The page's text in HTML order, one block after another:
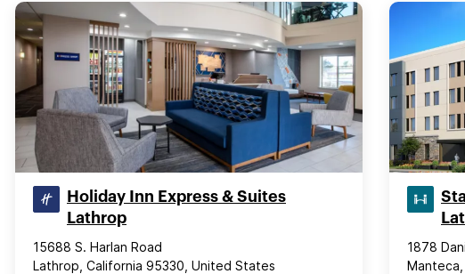
Holiday Inn Express & Suites
Lathrop
15688 S. Harlan Road
Lathrop, California 95330, United States
1878